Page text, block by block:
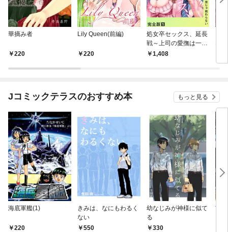
華摘み者
220
Lily Queen(前編)
220
処女卒セックス、延長
戦～上司の愛撫は一夜
じゃ終わらない【完全
1,408
な
（
Jコミックテラスのおすすめ本 もっと見る
海底軍艦(1)
220
きみは、なにもわるく
ない
550
幼なじみが神様に似て
る
330
市